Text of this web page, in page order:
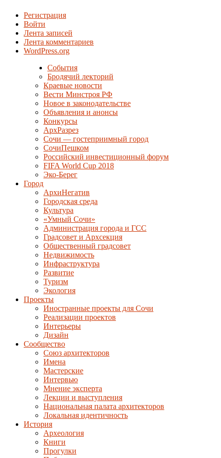
Регистрация
Войти
Лента записей
Лента комментариев
WordPress.org
События
Бродячий лекторий
Краевые новости
Вести Минстроя РФ
Новое в законодательстве
Объявления и анонсы
Конкурсы
АрхРазрез
Сочи — гостеприимный город
СочиПешком
Российский инвестиционный форум
FIFA World Cup 2018
Эко-Берег
Город
АрхиНегатив
Городская среда
Культура
«Умный Сочи»
Администрация города и ГСС
Градсовет и Архсекция
Общественный градсовет
Недвижимость
Инфраструктура
Развитие
Туризм
Экология
Проекты
Иностранные проекты для Сочи
Реализации проектов
Интерьеры
Дизайн
Сообщество
Союз архитекторов
Имена
Мастерские
Интервью
Мнение эксперта
Лекции и выступления
Национальная палата архитекторов
Локальная идентичность
История
Археология
Книги
Прогулки